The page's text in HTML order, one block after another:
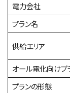
電力会社
プラン名
供給エリア
オール電化向けプ
プランの形態